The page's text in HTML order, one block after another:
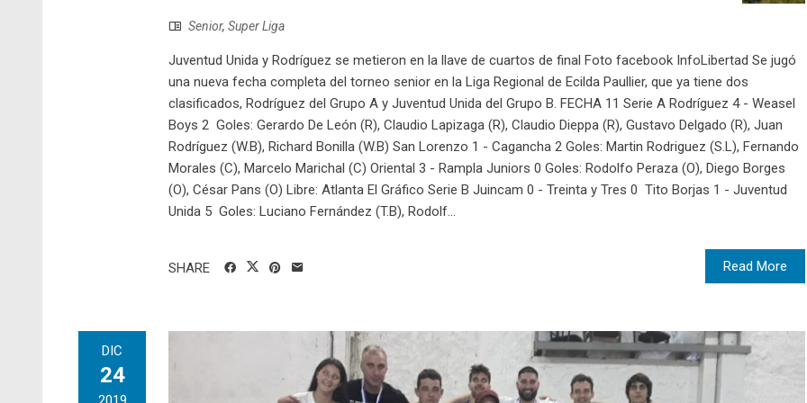
Senior, Super Liga
Juventud Unida y Rodríguez se metieron en la llave de cuartos de final Foto facebook InfoLibertad Se jugó
una nueva fecha completa del torneo senior en la Liga Regional de Ecilda Paullier, que ya tiene dos
clasificados, Rodríguez del Grupo A y Juventud Unida del Grupo B. FECHA 11 Serie A Rodríguez 4 - Weasel
Boys 2 Goles: Gerardo De León (R), Claudio Lapizaga (R), Claudio Dieppa (R), Gustavo Delgado (R), Juan
Rodríguez (W.B), Richard Bonilla (W.B) San Lorenzo 1 - Cagancha 2 Goles: Martin Rodriguez (S.L), Fernando
Morales (C), Marcelo Marichal (C) Oriental 3 - Rampla Juniors 0 Goles: Rodolfo Peraza (O), Diego Borges
(O), César Pans (O) Libre: Atlanta El Gráfico Serie B Juincam 0 - Treinta y Tres 0 Tito Borjas 1 - Juventud
Unida 5 Goles: Luciano Fernández (T.B), Rodolf...
Read More
SHARE
DIC
24